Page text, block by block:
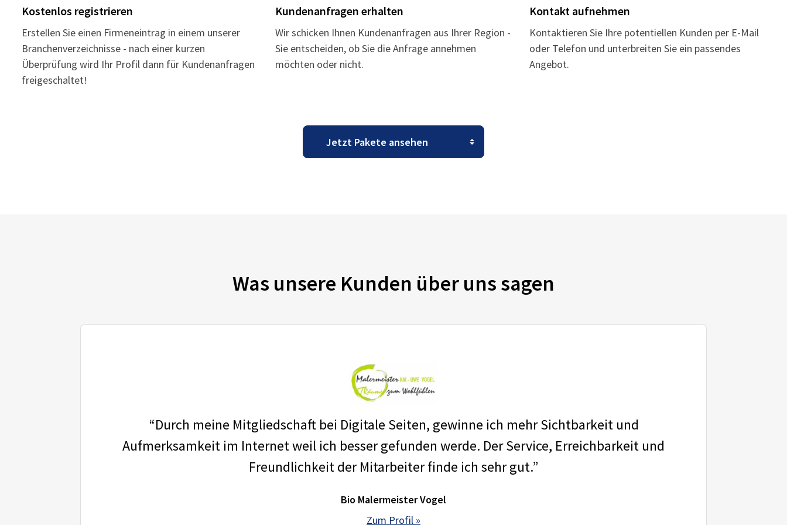
Kostenlos registrieren
Erstellen Sie einen Firmeneintrag in einem unserer
Branchenverzeichnisse - nach einer kurzen
Überprüfung wird Ihr Profil dann für Kundenanfragen
freigeschaltet!
Kundenanfragen erhalten
Wir schicken Ihnen Kundenanfragen aus Ihrer Region -
Sie entscheiden, ob Sie die Anfrage annehmen
möchten oder nicht.
Kontakt aufnehmen
Kontaktieren Sie Ihre potentiellen Kunden per E-Mail
oder Telefon und unterbreiten Sie ein passendes
Angebot.
Was unsere Kunden über uns sagen
“Durch meine Mitgliedschaft bei Digitale Seiten, gewinne ich mehr Sichtbarkeit und
Aufmerksamkeit im Internet weil ich besser gefunden werde. Der Service, Erreichbarkeit und
Freundlichkeit der Mitarbeiter finde ich sehr gut.”
Bio Malermeister Vogel
Zum Profil »